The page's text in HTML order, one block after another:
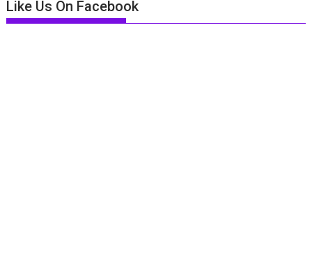
Like Us On Facebook